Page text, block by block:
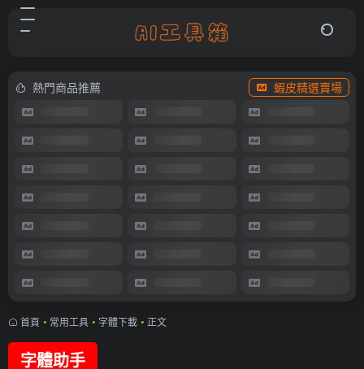
熱門商品推薦 蝦皮精選賣場
首頁 • 常用工具 • 字體下載 • 正文
字體助手